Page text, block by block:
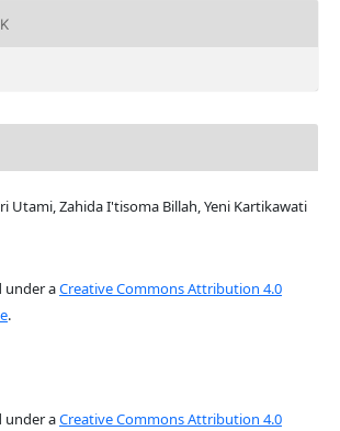
Utami, Zahida I'tisoma Billah, Yeni Kartikawati
under aCreative Commons Attribution 4.0
.
under aCreative Commons Attribution 4.0